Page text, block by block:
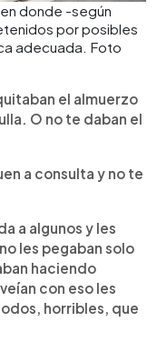
donde -según
por posibles
adecuada. Foto
el almuerzo
O no te daban el
a consulta y no te
a algunos y les
les pegaban solo
haciendo
con eso les
horribles, que